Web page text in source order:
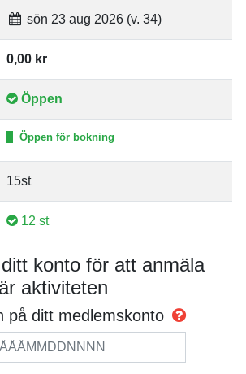
sön 23 aug 2026 (v. 34)
0,00 kr
Öppen
Öppen för bokning
15st
12 st
konto för att anmäla
aktiviteten
på ditt medlemskonto